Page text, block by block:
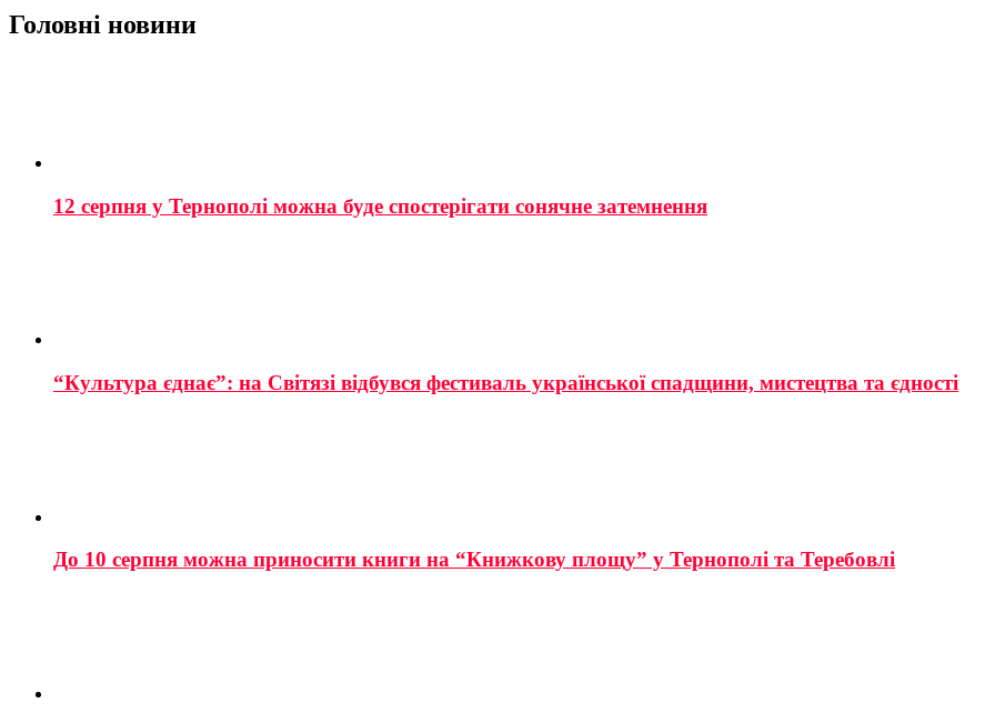
Головні новини
12 серпня у Тернополі можна буде спостерігати сонячне затемнення
“Культура єднає”: на Світязі відбувся фестиваль української спадщини, мистецтва та єдності
До 10 серпня можна приносити книги на “Книжкову площу” у Тернополі та Теребовлі